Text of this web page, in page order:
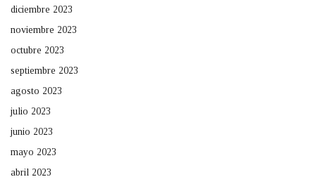
diciembre 2023
noviembre 2023
octubre 2023
septiembre 2023
agosto 2023
julio 2023
junio 2023
mayo 2023
abril 2023